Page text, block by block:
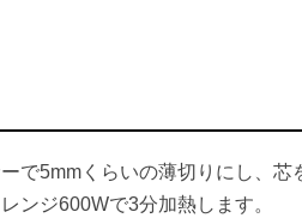
で5mmくらいの薄切りにし、
ンジ600Wで3分加熱します。